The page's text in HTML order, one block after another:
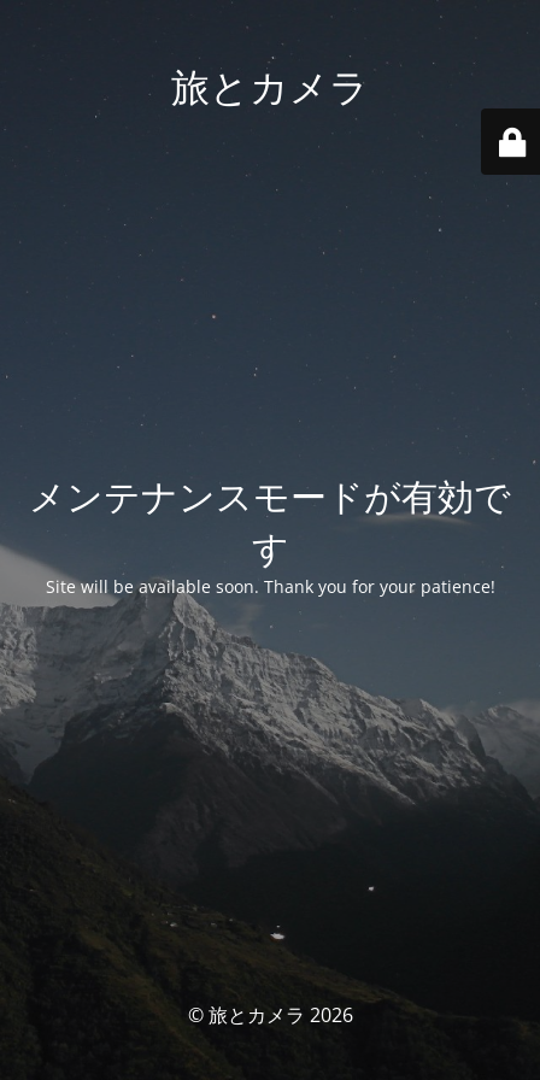
旅とカメラ
メンテナンスモードが有効で
す
Site will be available soon. Thank you for your patience!
© 旅とカメラ 2026